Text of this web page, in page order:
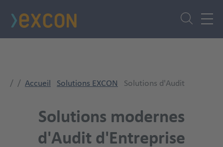
Accueil Solutions EXCON Solutions d'Audit
Solutions modernes
d'Audit d'Entreprise